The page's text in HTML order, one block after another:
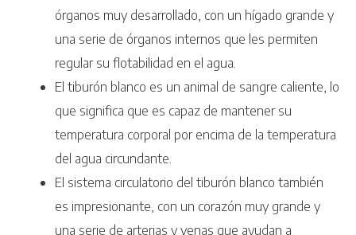
órganos muy desarrollado, con un hígado grande y
una serie de órganos internos que les permiten
regular su flotabilidad en el agua.
El tiburón blanco es un animal de sangre caliente, lo
que significa que es capaz de mantener su
temperatura corporal por encima de la temperatura
del agua circundante.
El sistema circulatorio del tiburón blanco también
es impresionante, con un corazón muy grande y
una serie de arterias y venas que ayudan a